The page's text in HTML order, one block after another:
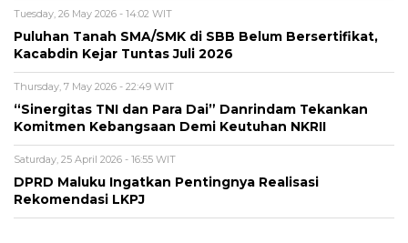
Tuesday, 26 May 2026 - 14:02 WIT
Puluhan Tanah SMA/SMK di SBB Belum Bersertifikat,
Kacabdin Kejar Tuntas Juli 2026
Thursday, 7 May 2026 - 22:49 WIT
“Sinergitas TNI dan Para Dai” Danrindam Tekankan
Komitmen Kebangsaan Demi Keutuhan NKRII ‎
Saturday, 25 April 2026 - 16:55 WIT
DPRD Maluku Ingatkan Pentingnya Realisasi
Rekomendasi LKPJ